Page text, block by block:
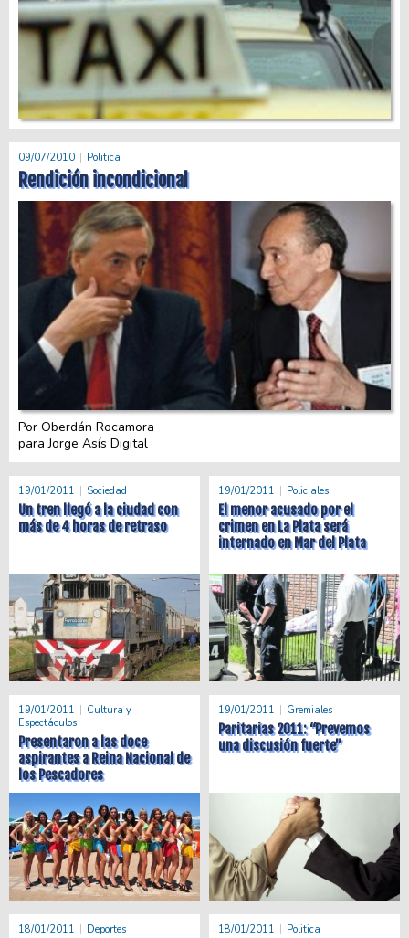
09/07/2010 Politica
Rendición incondicional
Por Oberdán Rocamora
para Jorge Asís Digital
19/01/2011 Sociedad
Un tren llegó a la ciudad con
más de 4 horas de retraso
19/01/2011 Policiales
El menor acusado por el
crimen en La Plata será
internado en Mar del Plata
19/01/2011
Cultura y
Espectáculos
Presentaron a las doce
aspirantes a Reina Nacional de
los Pescadores
19/01/2011 Gremiales
Paritarias 2011: “Prevemos
una discusión fuerte”
18/01/2011 Deportes 18/01/2011 Politica